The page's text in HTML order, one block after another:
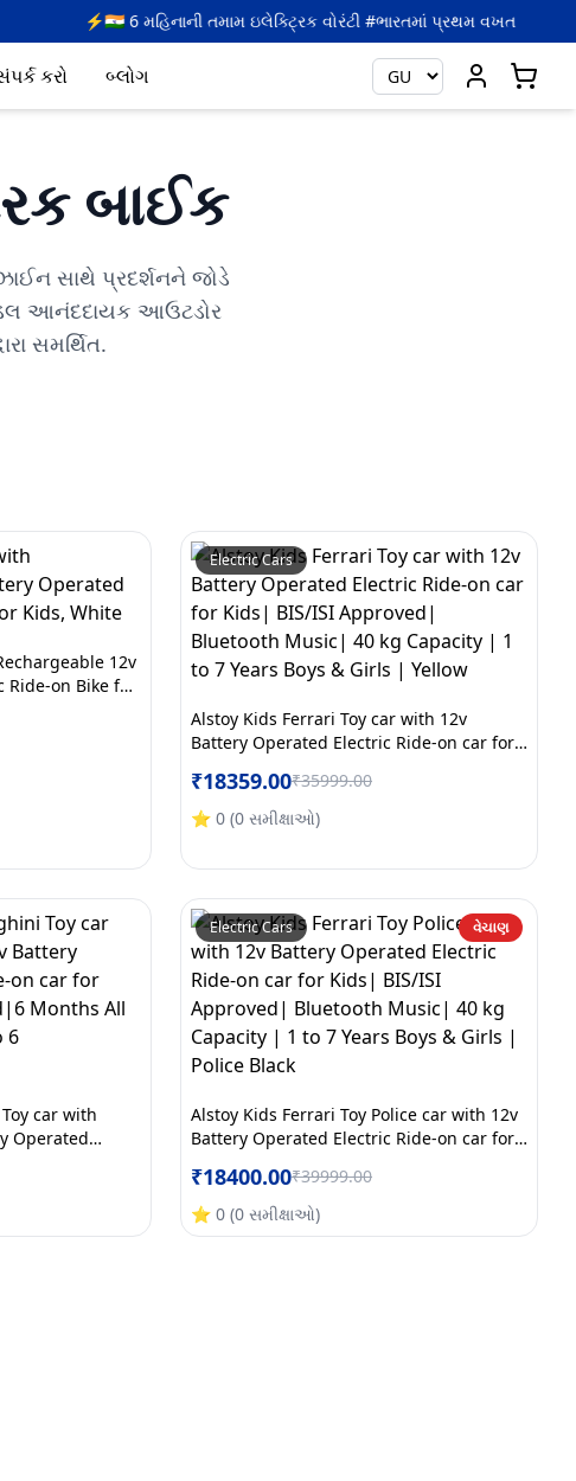
તમામ ઇલેક્ટ્રિક વોરંટી #ભારતમાં પ્રથમ વખત 🎉 મેળવો 5
કરો બ્લોગ
બાઈક
સાથે પ્રદર્શનને જોડે
આનંદદાયક આઉટડોર
સમર્થિત.
12v
on Bike for
Electric Cars
Alstoy Kids Ferrari Toy car with 12v
Battery Operated Electric Ride-on car for
40 kg Capacity | 1 to 7 Years Boys & Girls
| Yellow
₹18359.00₹35999.00
⭐ 0 (0 સમીક્ષાઓ)
car with
Operated
Electric Cars વેચાણ
Alstoy Kids Ferrari Toy Police car with 12v
Battery Operated Electric Ride-on car for
40 kg Capacity | 1 to 7 Years Boys & Girls
| Police Black
₹18400.00₹39999.00
⭐ 0 (0 સમીક્ષાઓ)